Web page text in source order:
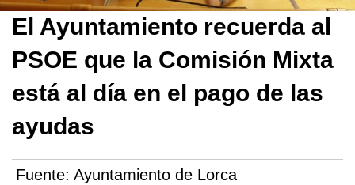
El Ayuntamiento recuerda al
PSOE que la Comisión Mixta
está al día en el pago de las
ayudas
Fuente: Ayuntamiento de Lorca